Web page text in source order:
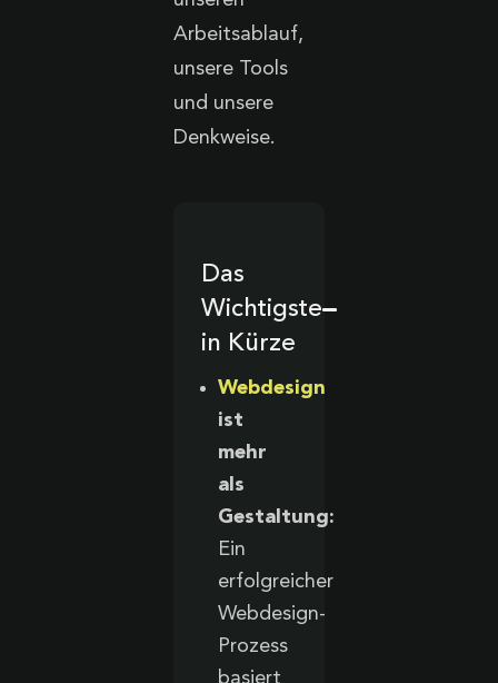
Arbeitsablauf,
unsere Tools
und unsere
Denkweise.
Das
Wichtigste
in Kürze
Webdesign
ist
mehr
als
Gestaltung:
Ein
erfolgreicher
Webdesign-
Prozess
basiert